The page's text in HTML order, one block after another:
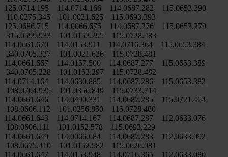
125.0714.195 114.0714.166 114.0687.282 115.0653.390
110.0275.345 101.0021.625 115.0693.393
125.0686.715 114.0066.675 114.0687.276 115.0653.379
315.0599.933 101.0153.295 115.0728.483
114.0661.670 114.0153.911 114.0716.364 115.0653.384
340.0705.337 101.0021.626 115.0728.481
114.0661.667 114.0157.500 114.0687.277 115.0653.389
340.0705.228 101.0153.297 115.0728.482
114.0714.164 114.0630.885 114.0687.286 115.0653.382
108.0704.935 101.0356.849 115.0733.714
114.0661.646 114.0490.331 114.0687.285 115.0721.464
108.0606.112 101.0356.850 115.0728.480
114.0661.643 114.0714.167 114.0687.287 112.0633.076
108.0606.111 101.0152.578 115.0693.229
114.0661.649 114.0066.684 114.0687.283 112.0633.092
108.0675.410 101.0152.582 115.0626.081
114.0661.647 114.0153.948 114.0716.365 112.0633.080